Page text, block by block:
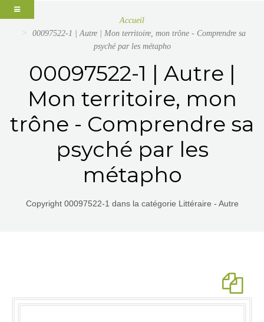
Accueil
00097522-1 | Autre | Mon territoire, mon trône - Comprendre sa
psyché par les métapho
00097522-1 | Autre |
Mon territoire, mon
trône - Comprendre sa
psyché par les
métapho
Copyright 00097522-1 dans la catégorie Littéraire - Autre